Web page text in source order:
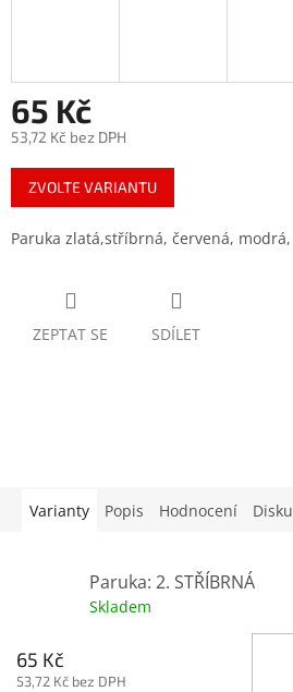
65 Kč
53,72 Kč bez DPH
Měrná
cena:
ZVOLTE VARIANTU
Paruka zlatá,stříbrná, červená,
ZEPTAT SE SDÍLET
Varianty Popis Hodnocení
Paruka: 2. STŘÍBRNÁ
Skladem
65 Kč
53,72 Kč bez DPH